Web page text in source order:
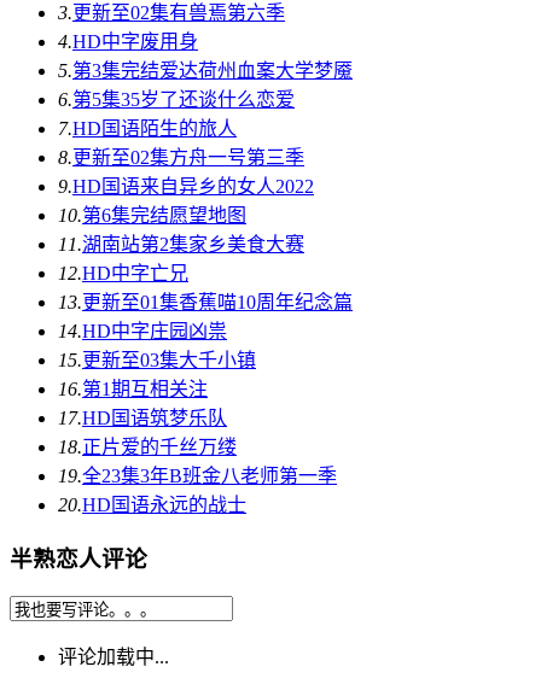
3.更新至02集有兽焉第六季
4.HD中字废用身
5.第3集完结爱达荷州血案大学梦魇
6.第5集35岁了还谈什么恋爱
7.HD国语陌生的旅人
8.更新至02集方舟一号第三季
9.HD国语来自异乡的女人2022
10.第6集完结愿望地图
11.湖南站第2集家乡美食大赛
12.HD中字亡兄
13.更新至01集香蕉喵10周年纪念篇
14.HD中字庄园凶祟
15.更新至03集大千小镇
16.第1期互相关注
17.HD国语筑梦乐队
18.正片爱的千丝万缕
19.全23集3年B班金八老师第一季
20.HD国语永远的战士
半熟恋人评论
评论加载中...